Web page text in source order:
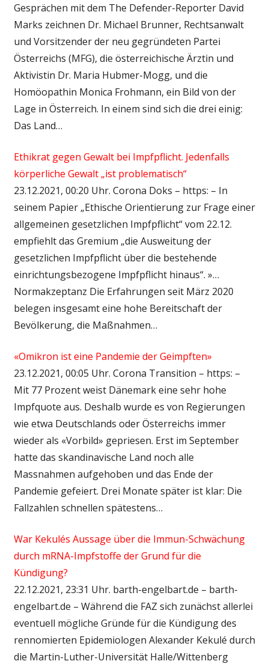
Gesprächen mit dem The Defender-Reporter David
Marks zeichnen Dr. Michael Brunner, Rechtsanwalt
und Vorsitzender der neu gegründeten Partei
Österreichs (MFG), die österreichische Ärztin und
Aktivistin Dr. Maria Hubmer-Mogg, und die
Homöopathin Monica Frohmann, ein Bild von der
Lage in Österreich. In einem sind sich die drei einig:
Das Land…
Ethikrat gegen Gewalt bei Impfpflicht. Jedenfalls
körperliche Gewalt „ist problematisch“
23.12.2021, 00:20 Uhr. Corona Doks – https: – In
seinem Papier „Ethische Orientierung zur Frage einer
allgemeinen gesetzlichen Impfpflicht“ vom 22.12.
empfiehlt das Gremium „die Ausweitung der
gesetzlichen Impfpflicht über die bestehende
einrichtungsbezogene Impfpflicht hinaus“. »…
Normakzeptanz Die Erfahrungen seit März 2020
belegen insgesamt eine hohe Bereitschaft der
Bevölkerung, die Maßnahmen…
«Omikron ist eine Pandemie der Geimpften»
23.12.2021, 00:05 Uhr. Corona Transition – https: –
Mit 77 Prozent weist Dänemark eine sehr hohe
Impfquote aus. Deshalb wurde es von Regierungen
wie etwa Deutschlands oder Österreichs immer
wieder als «Vorbild» gepriesen. Erst im September
hatte das skandinavische Land noch alle
Massnahmen aufgehoben und das Ende der
Pandemie gefeiert. Drei Monate später ist klar: Die
Fallzahlen schnellen spätestens…
War Kekulés Aussage über die Immun-Schwächung
durch mRNA-Impfstoffe der Grund für die
Kündigung?
22.12.2021, 23:31 Uhr. barth-engelbart.de – barth-
engelbart.de – Während die FAZ sich zunächst allerlei
eventuell mögliche Gründe für die Kündigung des
rennomierten Epidemiologen Alexander Kekulé durch
die Martin-Luther-Universität Halle/Wittenberg